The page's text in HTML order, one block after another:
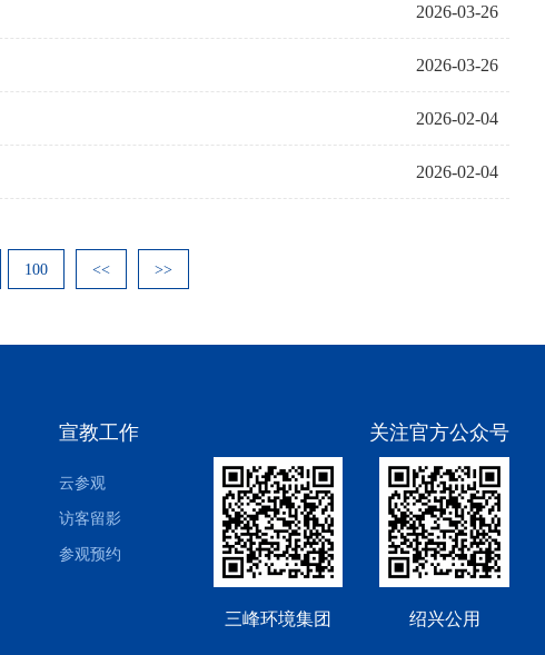
2026-03-26
2026-03-26
2026-02-04
2026-02-04
100 << >>
宣教工作
云参观
访客留影
参观预约
关注官方公众号
三峰环境集团 绍兴公用